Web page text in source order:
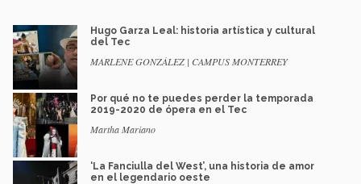
Hugo Garza Leal: historia artística y cultural
del Tec
MARLENE GONZÁLEZ | CAMPUS MONTERREY
Por qué no te puedes perder la temporada
2019-2020 de ópera en el Tec
Martha Mariano
‘La Fanciulla del West’, una historia de amor
en el legendario oeste